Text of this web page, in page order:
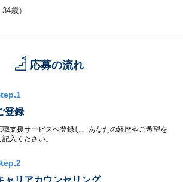
歳）
応募の流れ
登録
職支援サービスへ登録し、あなたの経歴やご希望を
記入ください。
ャリアカウンセリング